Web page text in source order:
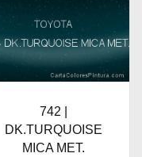
742 |
DK.TURQUOISE
MICA MET.